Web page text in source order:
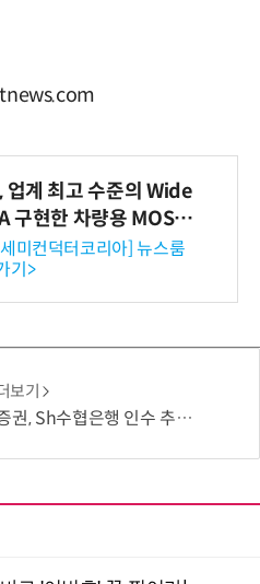
업계 최고 수준의 Wide
구현한 차량용 MOSF
발미컨덕터코리아] 뉴스룸
기>
보기
협은행 인수 추진 기대감에 상승세